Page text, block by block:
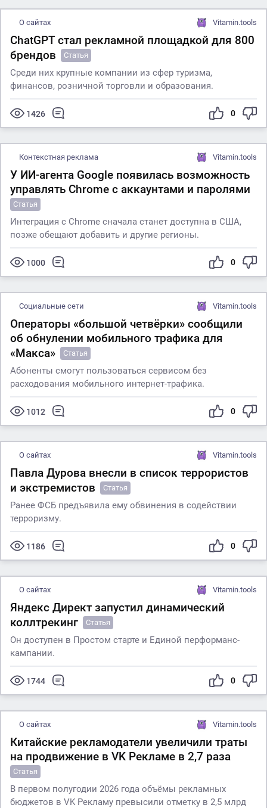
О сайтах Vitamin.tools
ChatGPT стал рекламной площадкой для 800
брендов
Статья
Среди них крупные компании из сфер туризма,
финансов, розничной торговли и образования.
1426 0
Контекстная реклама Vitamin.tools
У ИИ-агента Google появилась возможность
управлять Chrome с аккаунтами и паролями
Статья
Интеграция с Chrome сначала станет доступна в США,
позже обещают добавить и другие регионы.
1000 0
Социальные сети Vitamin.tools
Операторы «большой четвёрки» сообщили
об обнулении мобильного трафика для
«Макса»
Статья
Абоненты смогут пользоваться сервисом без
расходования мобильного интернет-трафика.
1012 0
О сайтах Vitamin.tools
Павла Дурова внесли в список террористов
и экстремистов
Статья
Ранее ФСБ предъявила ему обвинения в содействии
терроризму.
1186 0
О сайтах Vitamin.tools
Яндекс Директ запустил динамический
коллтрекинг
Статья
Он доступен в Простом старте и Единой перформанс-
кампании.
1744 0
О сайтах Vitamin.tools
Китайские рекламодатели увеличили траты
на продвижение в VK Рекламе в 2,7 раза
Статья
В первом полугодии 2026 года объёмы рекламных
бюджетов в VK Рекламу превысили отметку в 2,5 млрд